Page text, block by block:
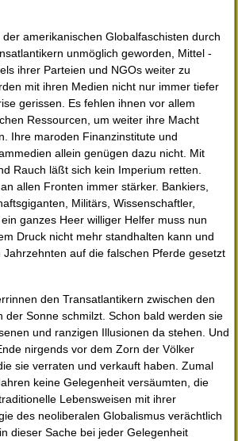
amerikanischen Globalfaschisten durch
unmöglich geworden, Mittel -
ihrer Parteien und NGOs weiter zu
mit ihren Medien nicht nur immer tiefer
gerissen. Es fehlen ihnen vor allem
Ressourcen, um weiter ihre Macht
Ihre maroden Finanzinstitute und
allein genügen dazu nicht. Mit
Rauch läßt sich kein Imperium retten.
allen Fronten immer stärker. Bankiers,
Militärs, Wissenschaftler,
ganzes Heer williger Helfer muss nun
Druck nicht mehr standhalten kann und
auf die falschen Pferde gesetzt
den Transatlantikern zwischen den
der Sonne schmilzt. Schon bald werden sie
und ranzigen Illusionen da stehen. Und
nirgends vor dem Zorn der Völker
sie verraten und verkauft haben. Zumal
keine Gelegenheit versäumten, die
Lebensweisen mit ihrer
des neoliberalen Globalismus verächtlich
dieser Sache bei jeder Gelegenheit